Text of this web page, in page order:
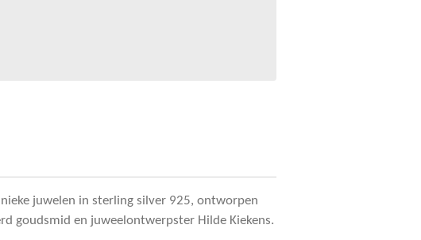
juwelen in sterling silver 925, ontworpen
goudsmid en juweelontwerpster Hilde Kiekens.